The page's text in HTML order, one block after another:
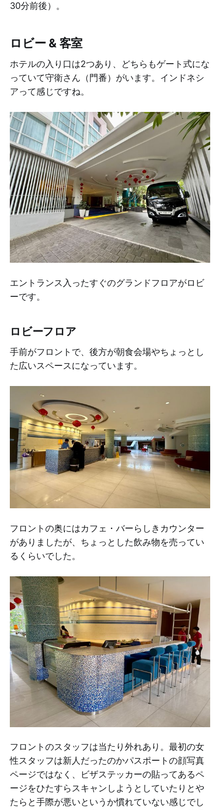
30分前後）。
ロビー & 客室
ホテルの入り口は2つあり、どちらもゲート式にな
っていて守衛さん（門番）がいます。インドネシ
アって感じですね。
エントランス入ったすぐのグランドフロアがロビ
ーです。
ロビーフロア
手前がフロントで、後方が朝食会場やちょっとし
た広いスペースになっています。
フロントの奥にはカフェ・バーらしきカウンター
がありましたが、ちょっとした飲み物を売ってい
るくらいでした。
フロントのスタッフは当たり外れあり。最初の女
性スタッフは新人だったのかパスポートの顔写真
ページではなく、ビザステッカーの貼ってあるペ
ージをひたすらスキャンしようとしていたりとや
たらと手際が悪いというか慣れていない感じでし